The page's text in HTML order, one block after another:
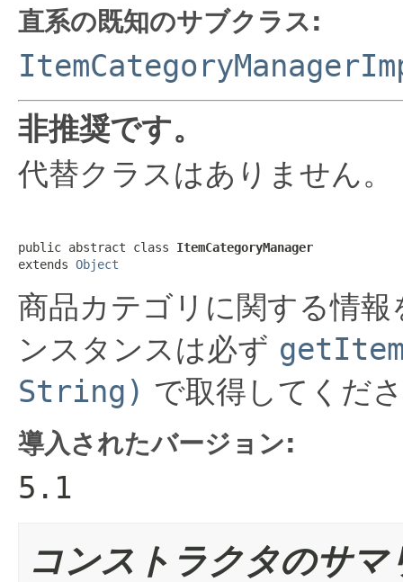
直系の既知のサブクラス:
非推奨です。
代替クラスはありません。
public abstract class ItemCategoryManager
extends Object
商品カテゴリに関する情
ンスタンスは必ず
String) で取得してくだ
導入されたバージョン:
5.1
コンストラクタのサマ